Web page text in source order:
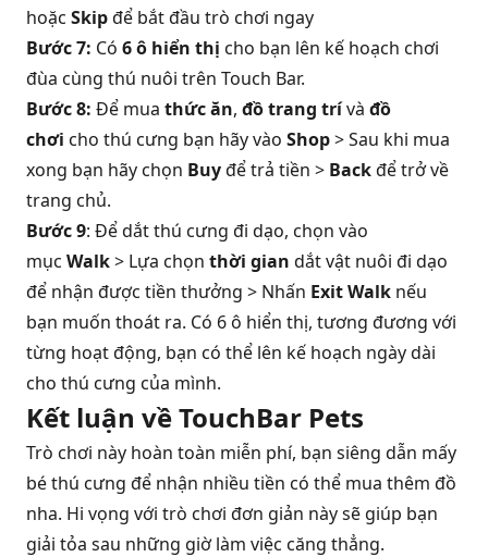
hoặc Skipđể bắt đầu trò chơi ngay
Bước 7: Có 6 ô hiển thị cho bạn lên kế hoạch chơi
đùa cùng thú nuôi trên Touch Bar.
Bước 8: Để mua thức ăn, đồ trang trívà đồ
chơi cho thú cưng bạn hãy vào Shop> Sau khi mua
xong bạn hãy chọn Buyđể trả tiền > Backđể trở về
trang chủ.
Bước 9: Để dắt thú cưng đi dạo, chọn vào
mục Walk> Lựa chọn thời gian dắt vật nuôi đi dạo
để nhận được tiền thưởng > Nhấn Exit Walk nếu
bạn muốn thoát ra. Có 6 ô hiển thị, tương đương với
từng hoạt động, bạn có thể lên kế hoạch ngày dài
cho thú cưng của mình.
Kết luận về TouchBar Pets
Trò chơi này hoàn toàn miễn phí, bạn siêng dẫn mấy
bé thú cưng để nhận nhiều tiền có thể mua thêm đồ
nha. Hi vọng với trò chơi đơn giản này sẽ giúp bạn
giải tỏa sau những giờ làm việc căng thẳng.